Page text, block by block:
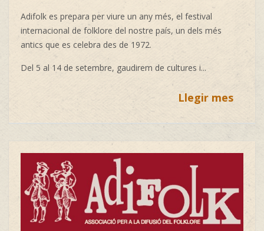
Adifolk es prepara per viure un any més, el festival
internacional de folklore del nostre país, un dels més
antics que es celebra des de 1972.
Del 5 al 14 de setembre, gaudirem de cultures i...
Llegir mes